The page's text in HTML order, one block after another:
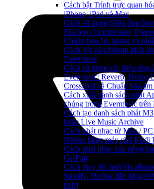
Cách bật Trình trực quan
iPhone, iPad và Mac
Cách sử dụng Hiệu ứng âm
Flacbox: Compressor,
Chuẩn hóa âm lượng và
Cách bật và sử dụng phát
Evermusic
Cách sử dụng các hiệu ứng
Evermusic: Reverb, Delay,
Crossfeed và Chuẩn hóa
Cách xuất danh sách phát
chúng trong Evermusic trên
Cách tạo danh sách phát
hoặc Live Music Archive
Cách phát nhạc từ Mac /
iPhone bằng máy chủ Kodi
Cách phát nhạc của riêng
CarPlay
Cách thay đổi ảnh bìa
Spotify: Hướng dẫn từng
tính)